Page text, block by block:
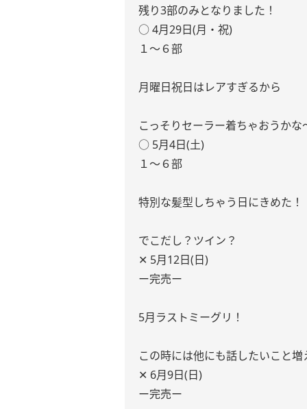
残り3部のみとなりました！
○ 4月29日(月・祝)
１〜６部
月曜日祝日はレアすぎるから
こっそりセーラー着ちゃおうかな
○ 5月4日(土)
１〜６部
特別な髪型しちゃう日にきめた！
でこだし？ツイン？
‪✕‬ 5月12日(日)
ー完売ー
5月ラストミーグリ！
この時には他にも話したいこと増
‪✕‬ 6月9日(日)
ー完売ー